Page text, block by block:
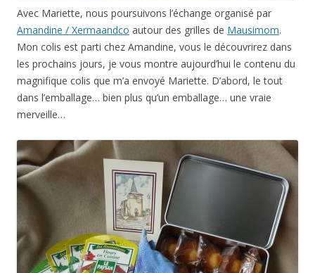
Avec Mariette, nous poursuivons l’échange organisé par
Amandine / Xermaandco autour des grilles de Mausimom.
Mon colis est parti chez Amandine, vous le découvrirez dans
les prochains jours, je vous montre aujourd’hui le contenu du
magnifique colis que m’a envoyé Mariette. D’abord, le tout
dans l’emballage… bien plus qu’un emballage… une vraie
merveille…